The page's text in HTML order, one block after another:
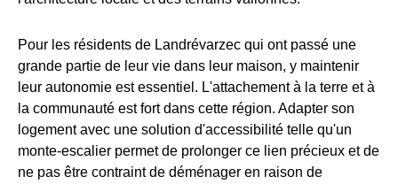
Pour les résidents de Landrévarzec qui ont passé une
grande partie de leur vie dans leur maison, y maintenir
leur autonomie est essentiel. L'attachement à la terre et à
la communauté est fort dans cette région. Adapter son
logement avec une solution d'accessibilité telle qu'un
monte-escalier permet de prolonger ce lien précieux et de
ne pas être contraint de déménager en raison de